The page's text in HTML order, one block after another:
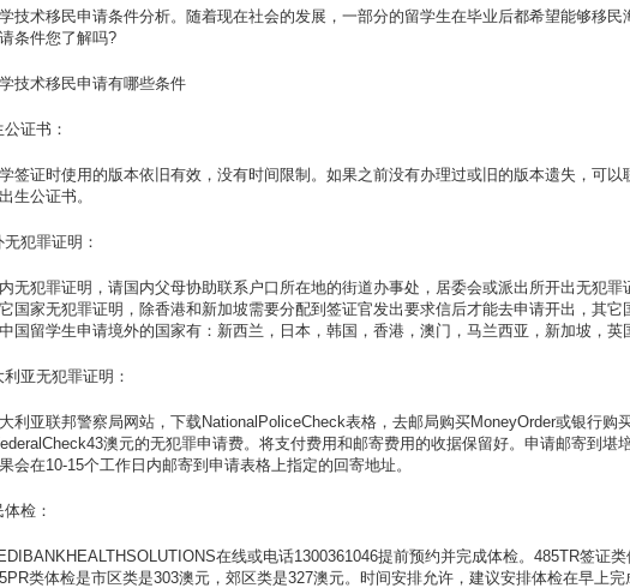
技术移民申请条件分析。随着现在社会的发展，一部分的留学生在毕业后都希望能够移民
条件您了解吗?
技术移民申请有哪些条件
证书：
签证时使用的版本依旧有效，没有时间限制。如果之前没有办理过或旧的版本遗失，可以
生公证书。
犯罪证明：
无犯罪证明，请国内父母协助联系户口所在地的街道办事处，居委会或派出所开出无犯罪
国家无犯罪证明，除香港和新加坡需要分配到签证官发出要求信后才能去申请开出，其它
国留学生申请境外的国家有：新西兰，日本，韩国，香港，澳门，马兰西亚，新加坡，英
亚无犯罪证明：
利亚联邦警察局网站，下载NationalPoliceCheck表格，去邮局购买MoneyOrder或银行购
澳元的无犯罪申请费。将支付费用和邮寄费用的收据保留好。申请邮寄到堪
会在10-15个工作日内邮寄到申请表格上指定的回寄地址。
检：
在线或电话1300361046提前预约并完成体检。485TR签证
类体检是市区类是303澳元，郊区类是327澳元。时间安排允许，建议安排体检在早上